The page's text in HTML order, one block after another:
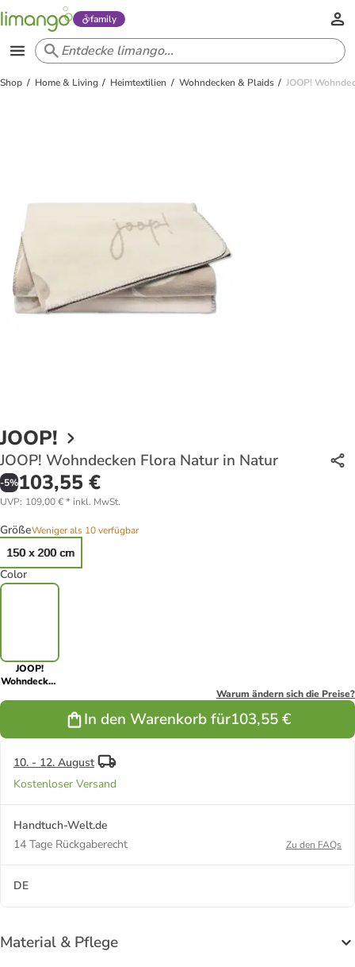
family
Shop Home & Living Heimtextilien Wohndecken & Plaids JOOP!
JOOP!
JOOP! Wohndecken Flora Natur in Natur
-5%103,55 €
UVP: 109,00 €* inkl. MwSt.
GrößeWeniger als 10 verfügbar
150 x 200 cm
Color
JOOP!
Wohndecken
Warum ändern sich die Preise?
In den Warenkorb für103,55 €
10. - 12. August
Kostenloser Versand
Handtuch-Welt.de
14 Tage Rückgaberecht
Zu den FAQs
DE
Material & Pflege